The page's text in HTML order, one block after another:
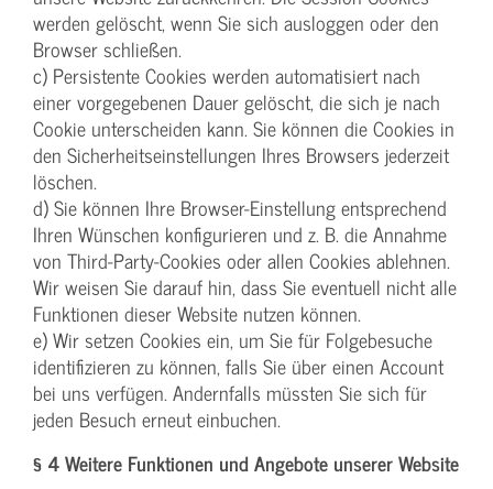
werden gelöscht, wenn Sie sich ausloggen oder den
Browser schließen.
c) Persistente Cookies werden automatisiert nach
einer vorgegebenen Dauer gelöscht, die sich je nach
Cookie unterscheiden kann. Sie können die Cookies in
den Sicherheitseinstellungen Ihres Browsers jederzeit
löschen.
d) Sie können Ihre Browser-Einstellung entsprechend
Ihren Wünschen konfigurieren und z. B. die Annahme
von Third-Party-Cookies oder allen Cookies ablehnen.
Wir weisen Sie darauf hin, dass Sie eventuell nicht alle
Funktionen dieser Website nutzen können.
e) Wir setzen Cookies ein, um Sie für Folgebesuche
identifizieren zu können, falls Sie über einen Account
bei uns verfügen. Andernfalls müssten Sie sich für
jeden Besuch erneut einbuchen.
§ 4 Weitere Funktionen und Angebote unserer Website